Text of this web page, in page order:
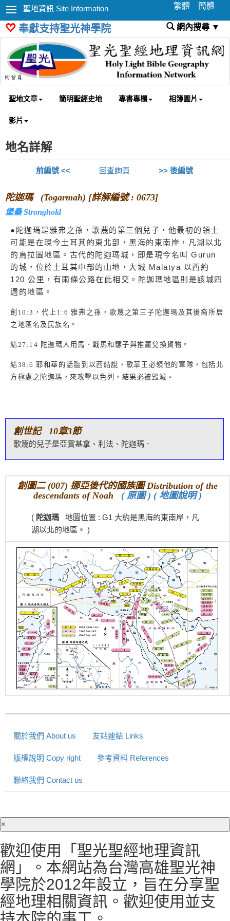
聖地資訊 Site Information 繁體 簡體
奉獻支持聖光神學院 網內搜尋 ▼
聖地文章 簡明聖經史地 專書專欄 相簿圖片
影片
地名詳解
前編號 << >> 後編號
回查詢頁
陀迦瑪 (Togarmah) [詳解編號 : 0673]
堡壘 Stronghold
●陀迦瑪是雅弗之孫，歌蔑的第三個兒子，他最初的領土
可能是在現今土耳其的東北部，黑海的東南岸，凡湖以北
的烏拉圖地區。古代的陀迦瑪城，即是現今名叫 Gurun
的城，位於土耳其中部的山地，大城 Malatya 以西約
120 公里，有兩條公路在此相交。陀迦瑪地區則是該城四
週的地區。
創 10:3 ，代上 1:6 雅弗之孫，歌篾之第三子陀迦瑪及其後裔所居
之地區名及民族名。
結27:14 陀迦瑪人用馬、戰馬和騾子與推羅兌換貨物。
結38:6 耶和華的話臨到以西結說，歌革王必領他的軍隊，包括北
方極處之陀迦瑪，來攻擊以色列，結果必被毀滅。
創世記 10章3節
歌篾的兒子是亞實基拿、利法、陀迦瑪．
創圖二 (007) 挪亞後代的國族圖 Distribution of the
descendants of Noah ( 原圖 ) ( 地圖說明 )
( 陀迦瑪 地圖位置 : G1 大約是黑海的東南岸，凡
湖以北的地區。 )
關於我們 About us 友站連結 Links
版權說明 Copy right 參考資料 References
聯絡我們 Contact us
×
歡迎使用「聖光聖經地理資訊
網」。本網站為台灣高雄聖光神
學院於2012年設立，旨在分享聖
經地理相關資訊。歡迎使用並支